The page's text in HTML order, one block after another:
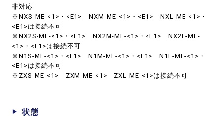
非対応
※NXS-ME-<1>・<E1> NXM-ME-<1>・<E1> NXL-ME-<1>・
<E1>は接続不可
※NX2S-ME-<1>・<E1> NX2M-ME-<1>・<E1> NX2L-ME-
<1>・<E1>は接続不可
※N1S-ME-<1>・<E1> N1M-ME-<1>・<E1> N1L-ME-<1>・
<E1>は接続不可
※ZXS-ME-<1> ZXM-ME-<1> ZXL-ME-<1>は接続不可
状態